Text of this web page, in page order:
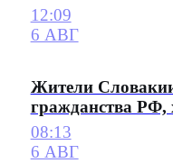
12:09
6 АВГ
Жители
гражданства РФ,
08:13
6 АВГ